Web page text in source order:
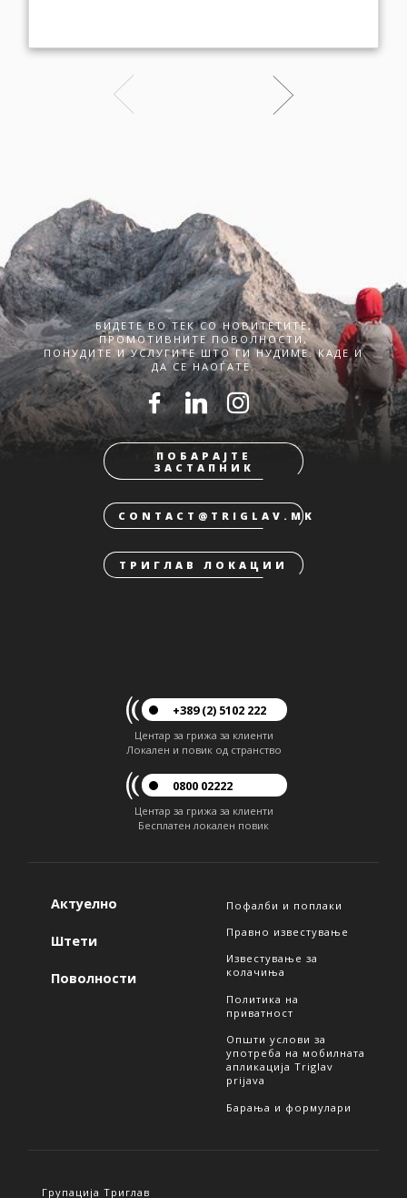
БИДЕТЕ ВО ТЕК СО НОВИТЕТИТЕ,
ПРОМОТИВНИТЕ ПОВОЛНОСТИ,
ПОНУДИТЕ И УСЛУГИТЕ ШТО ГИ НУДИМЕ. КАДЕ И
ДА СЕ НАОЃАТЕ.
ПОБАРАЈТЕ
ЗАСТАПНИК
CONTACT@TRIGLAV.MK
ТРИГЛАВ ЛОКАЦИИ
+389 (2) 5102 222
Центар за грижа за клиенти
Локален и повик од странство
0800 02222
Центар за грижа за клиенти
Бесплатен локален повик
Актуелно
Штети
Поволности
Пофалби и поплаки
Правно известување
Известување за
колачиња
Политика на
приватност
Општи услови за
употреба на мобилната
апликација Triglav
prijava
Барања и формулари
Групација Триглав